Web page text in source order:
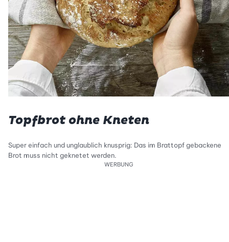
Topfbrot ohne Kneten
Super einfach und unglaublich knusprig: Das im Brattopf gebackene
Brot muss nicht geknetet werden.
WERBUNG